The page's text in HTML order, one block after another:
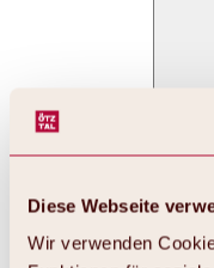
Diese Webseite
Wir verwenden